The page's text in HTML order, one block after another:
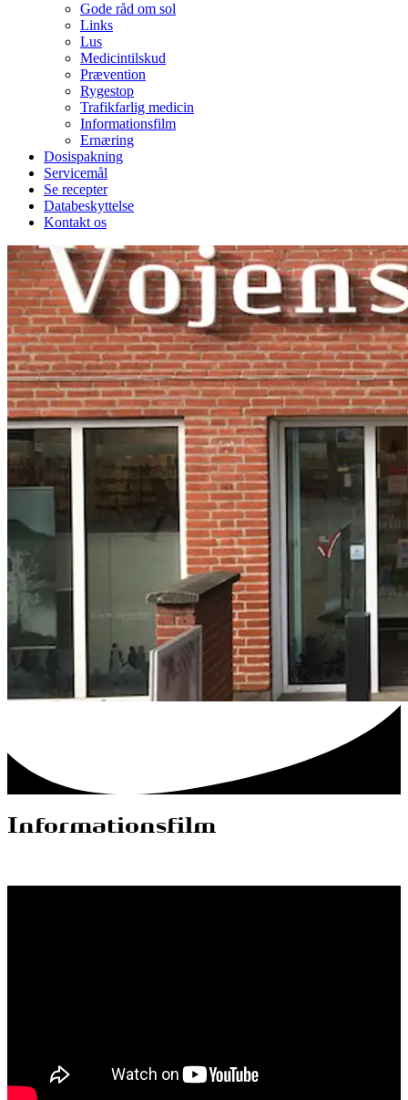
Gode råd om sol
Links
Lus
Medicintilskud
Prævention
Rygestop
Trafikfarlig medicin
Informationsfilm
Ernæring
Dosispakning
Servicemål
Se recepter
Databeskyttelse
Kontakt os
Informationsfilm